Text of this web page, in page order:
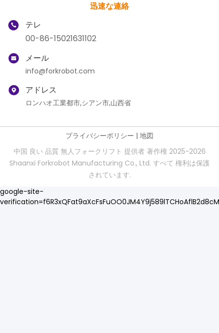
迅速な連絡
テレ
00-86-15021631102
メール
info@forkrobot.com
アドレス
ロンハオ工業都市,シアン市,山西省
プライバシーポリシー | 地図
中国 良い 品質 無人フォークリフト 提供者 著作権 2025-2026
Shaanxi Forkrobot Manufacturing Co., Ltd. すべて 権利は保護
されています.
google-site-
verification=f6R3xQFat9aXcFsFuOO0JM4Y9j589lTCHoAflB2d8cM